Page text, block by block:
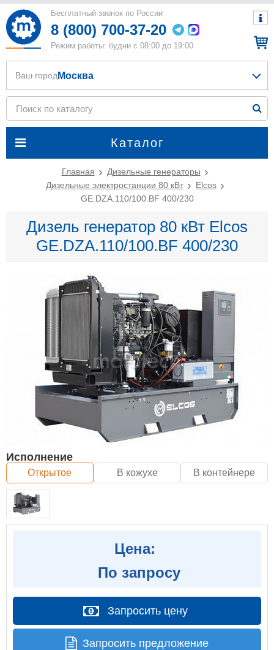
Бесплатный звонок по России
8 (800) 700-37-20
Режим работы: будни с 08:00 до 19:00
Каталог
Ваш город Москва
Главная
Дизельные генераторы
Дизельные электростанции 80 кВт
Elcos
GE.DZA.110/100.BF 400/230
Дизель генератор 80 кВт Elcos
GE.DZA.110/100.BF 400/230
Исполнение
Открытое В кожухе В контейнере
Цена:
По запросу
Запросить цену
Запросить предложение